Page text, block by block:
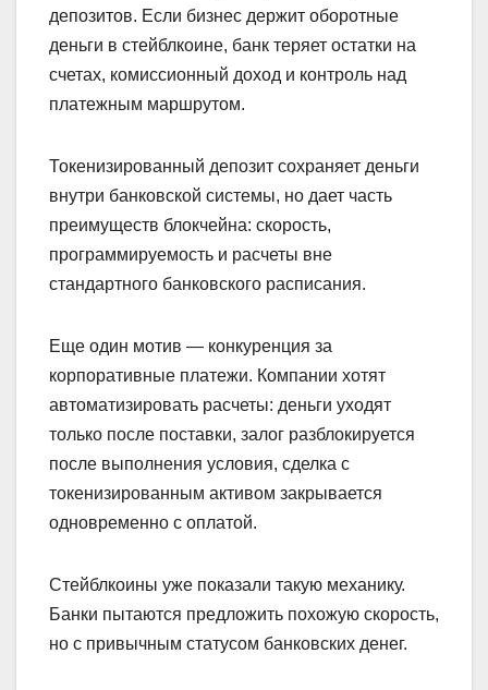
депозитов. Если бизнес держит оборотные
деньги в стейблкоине, банк теряет остатки на
счетах, комиссионный доход и контроль над
платежным маршрутом.
Токенизированный депозит сохраняет деньги
внутри банковской системы, но дает часть
преимуществ блокчейна: скорость,
программируемость и расчеты вне
стандартного банковского расписания.
Еще один мотив — конкуренция за
корпоративные платежи. Компании хотят
автоматизировать расчеты: деньги уходят
только после поставки, залог разблокируется
после выполнения условия, сделка с
токенизированным активом закрывается
одновременно с оплатой.
Стейблкоины уже показали такую механику.
Банки пытаются предложить похожую скорость,
но с привычным статусом банковских денег.